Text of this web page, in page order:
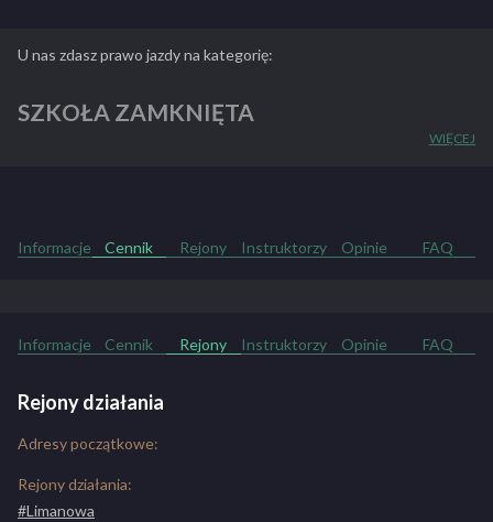
U nas zdasz prawo jazdy na kategorię:
SZKOŁA ZAMKNIĘTA
WIĘCEJ
Informacje Cennik Rejony Instruktorzy Opinie FAQ
Informacje Cennik Rejony Instruktorzy Opinie FAQ
Rejony działania
Adresy początkowe:
Rejony działania:
#Limanowa